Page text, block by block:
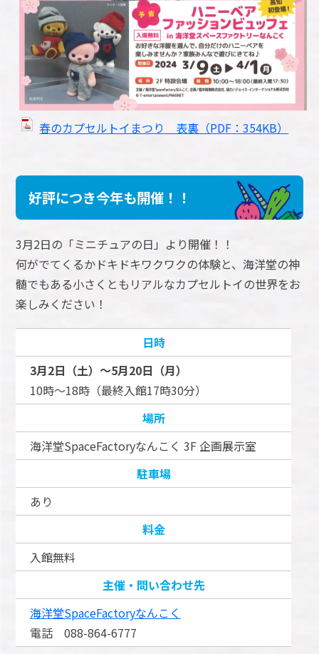
春のカプセルトイまつり 表裏（PDF：354KB）
好評につき今年も開催！！
3月2日の「ミニチュアの日」より開催！！
何がでてくるかドキドキワクワクの体験と、海洋堂の神
髄でもある小さくともリアルなカプセルトイの世界をお
楽しみください！
日時
3月2日（土）～5月20日（月）
10時～18時（最終入館17時30分）
場所
海洋堂SpaceFactoryなんこく 3F 企画展示室
駐車場
あり
料金
入館無料
主催・問い合わせ先
海洋堂SpaceFactoryなんこく
電話 088-864-6777